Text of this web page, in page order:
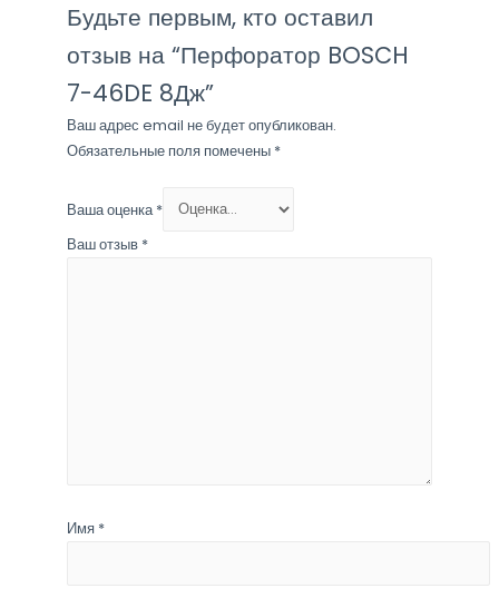
Будьте первым, кто оставил
отзыв на “Перфоратор BOSCH
7-46DE 8Дж”
Ваш адрес email не будет опубликован.
Обязательные поля помечены *
Ваша оценка *
Ваш отзыв *
Имя *